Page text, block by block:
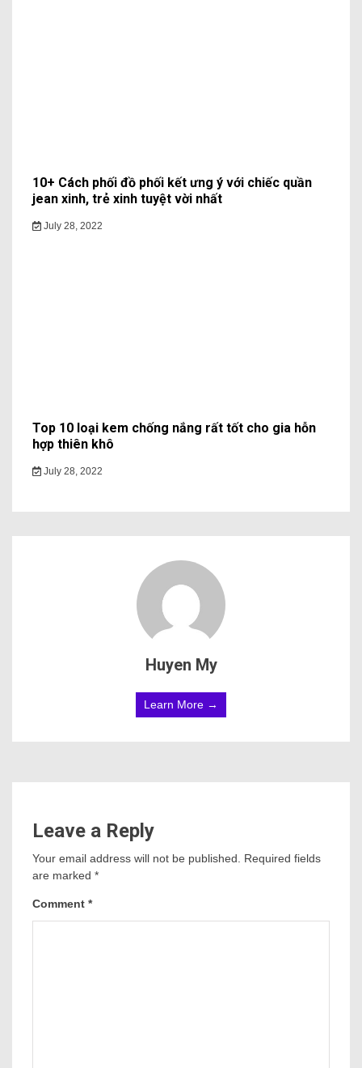
10+ Cách phối đồ phối kết ưng ý với chiếc quần
jean xinh, trẻ xinh tuyệt vời nhất
July 28, 2022
Top 10 loại kem chống nắng rất tốt cho gia hỗn
hợp thiên khô
July 28, 2022
Huyen My
Learn More →
Leave a Reply
Your email address will not be published. Required fields
are marked *
Comment *